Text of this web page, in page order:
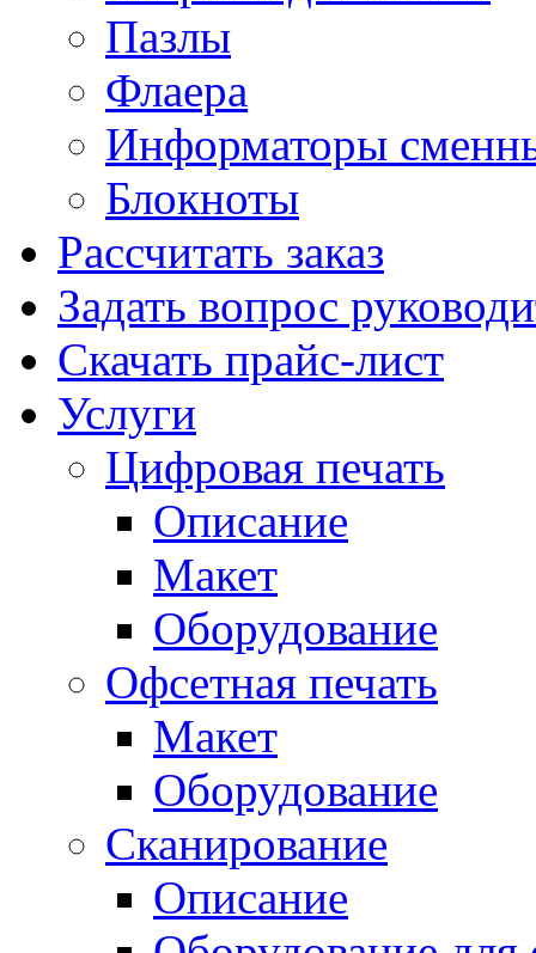
Пазлы
Флаера
Информаторы
Блокноты
Рассчитать заказ
Задать вопрос
Скачать прайс-лист
Услуги
Цифровая печать
Описание
Макет
Оборудование
Офсетная печать
Макет
Оборудование
Сканирование
Описание